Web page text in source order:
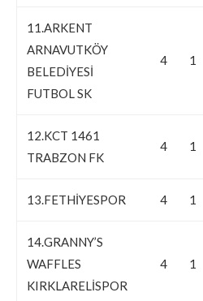
11.ARKENT
ARNAVUTKÖY
BELEDİYESİ
FUTBOL SK
4 1
12.KCT 1461
TRABZON FK
4 1
13.FETHİYESPOR 4 1
14.GRANNY’S
WAFFLES
KIRKLARELİSPOR
4 1